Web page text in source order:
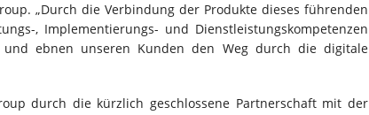
„Durch die Verbindung der Produkte dieses führenden
, Implementierungs- und Dienstleistungskompetenzen
ebnen unseren Kunden den Weg durch die digitale
durch die kürzlich geschlossene Partnerschaft mit der